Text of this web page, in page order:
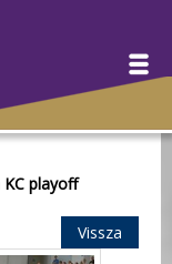
playoff
Vissza